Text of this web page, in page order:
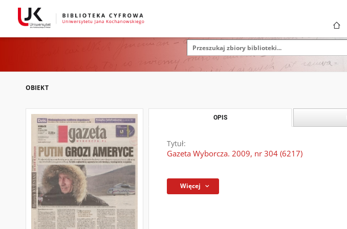
OBIEKT
OPIS
Tytuł:
Gazeta Wyborcza. 2009, nr 304 (6217)
Więcej